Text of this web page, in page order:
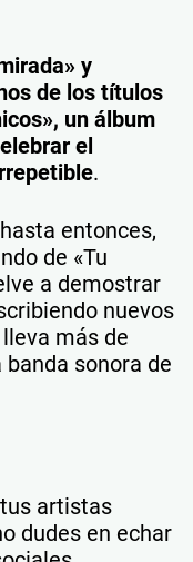
y
de los títulos
un álbum
el
.
entonces,
de «Tu
a demostrar
nuevos
más de
sonora de
artistas
dudes en echar